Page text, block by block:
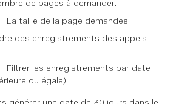
de pages à demander.
- La taille de la page demandée.
des enregistrements des appels
- Filtrer les enregistrements par date
ou égale)